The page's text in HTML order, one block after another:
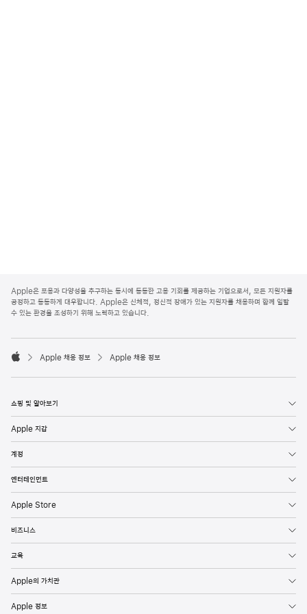
p
p
l
o
e
Apple은 포용과 다양성을 추구하는 동시에 동등한 고용 기회를 제공하는 기업으로서, 모든 지원자를
공정하고 동등하게 대우합니다. Apple은 신체적, 정신적 장애가 있는 지원자를 채용하며 함께 일할
수 있는 환경을 조성하기 위해 노력하고 있습니다.

p
l
Apple 채용 정보 Apple 채용 정보
쇼핑 및 알아보기
Apple 지갑
계정
엔터테인먼트
Apple Store
비즈니스
교육
Apple의 가치관
Apple 정보